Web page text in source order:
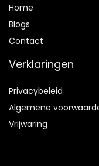
Home
Blogs
Contact
Verklaringen
Privacybeleid
Algemene
Vrijwaring